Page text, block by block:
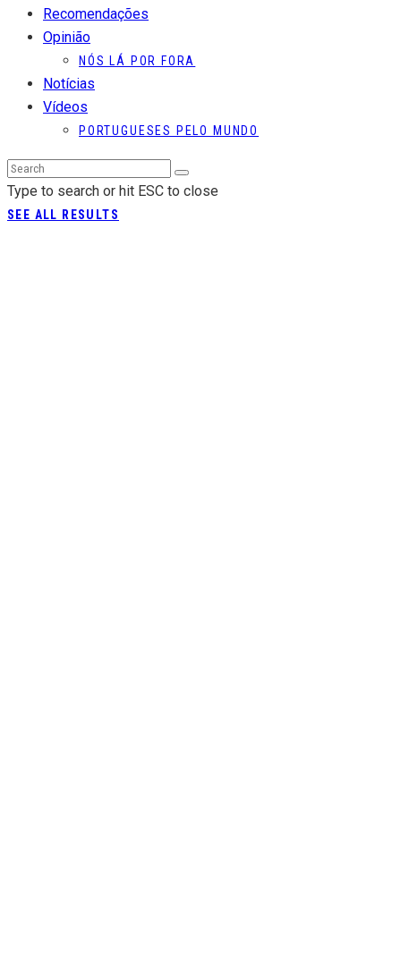
Recomendações
Opinião
NÓS LÁ POR FORA
Notícias
Vídeos
PORTUGUESES PELO MUNDO
Type to search or hit ESC to close
SEE ALL RESULTS